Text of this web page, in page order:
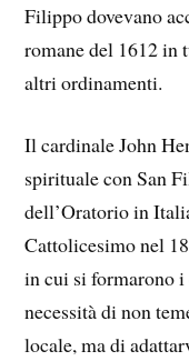
Filippo dovevano
romane del 1612 in
altri ordinamenti.
Il cardinale John
spirituale con San
dell’Oratorio in
Cattolicesimo nel
in cui si formarono
necessità di non
locale, ma di